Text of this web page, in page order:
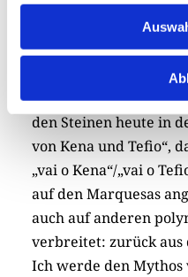
Meeresschluchten
Unterwasserhöhle, in
Die „Tribal“-Muster
die Vorlagen des
den Steinen heute in
von Kena und Tefio“,
„vai o Kena“/„vai o
auf den Marquesas
auch auf anderen
verbreitet: zurück aus
Ich werde den Mythos